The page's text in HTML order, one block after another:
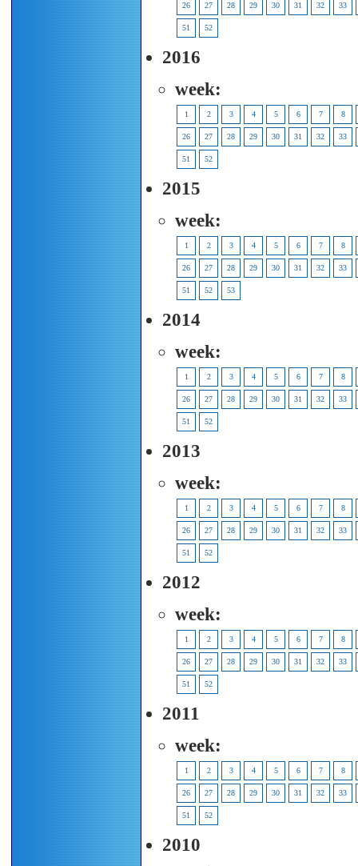
26 27 28 29 30 31 32 33
51 52
2016
week:
1 2 3 4 5 6 7 8
26 27 28 29 30 31 32 33
51 52
2015
week:
1 2 3 4 5 6 7 8
26 27 28 29 30 31 32 33
51 52 53
2014
week:
1 2 3 4 5 6 7 8
26 27 28 29 30 31 32 33
51 52
2013
week:
1 2 3 4 5 6 7 8
26 27 28 29 30 31 32 33
51 52
2012
week:
1 2 3 4 5 6 7 8
26 27 28 29 30 31 32 33
51 52
2011
week:
1 2 3 4 5 6 7 8
26 27 28 29 30 31 32 33
51 52
2010